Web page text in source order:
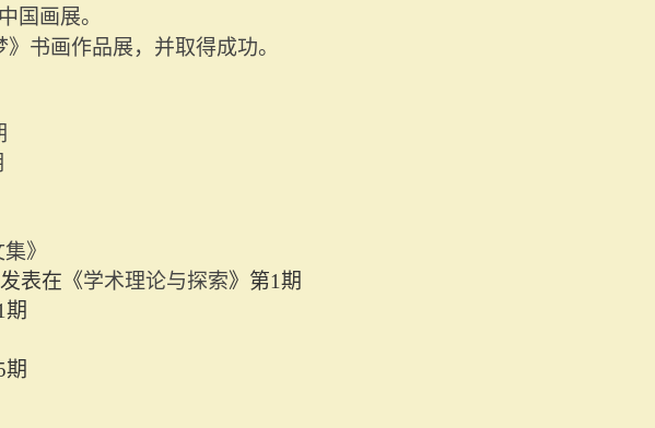
国画展。
书画作品展，并取得成功。
》
表在《学术理论与探索》第1期
期
期